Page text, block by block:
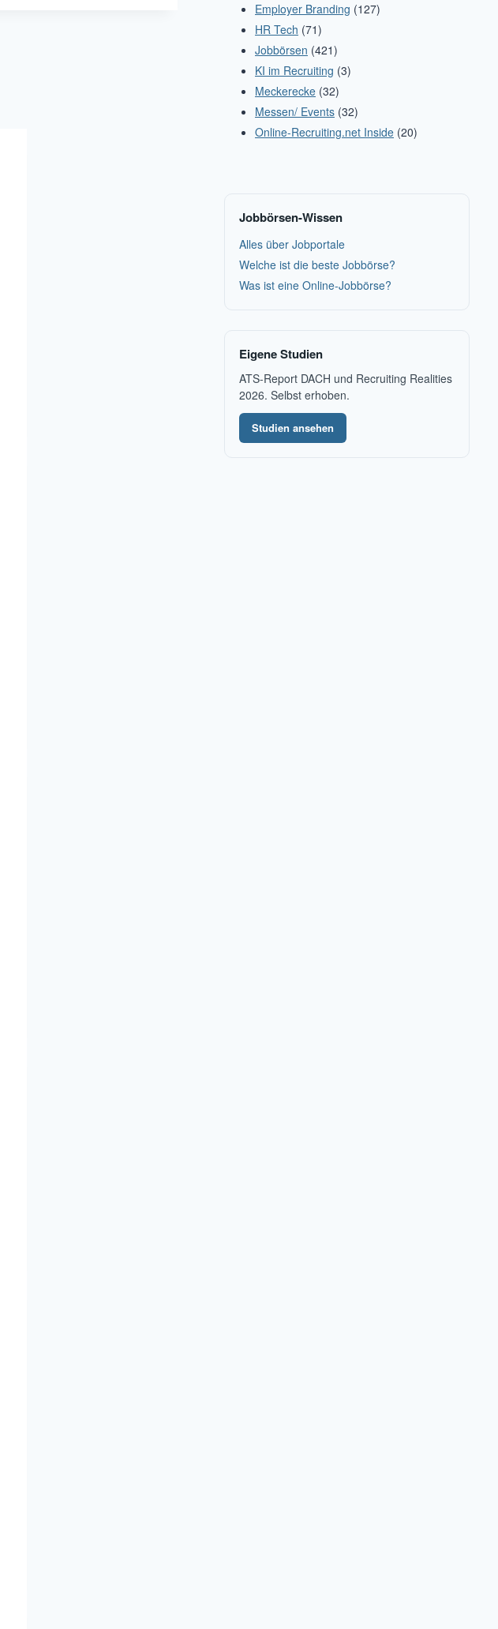
Employer Branding (127)
HR Tech (71)
Jobbörsen (421)
KI im Recruiting (3)
Meckerecke (32)
Messen/ Events (32)
Online-Recruiting.net Inside (20)
Jobbörsen-Wissen
Alles über Jobportale
Welche ist die beste Jobbörse?
Was ist eine Online-Jobbörse?
Eigene Studien
ATS-Report DACH und Recruiting Realities
2026. Selbst erhoben.
Studien ansehen